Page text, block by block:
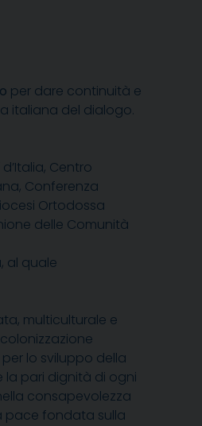
per dare continuità e
italiana del dialogo.
d’Italia, Centro
, Conferenza
Ortodossa
delle Comunità
al quale
multiculturale e
lo sviluppo della
la pari dignità di ogni
consapevolezza
pace fondata sulla